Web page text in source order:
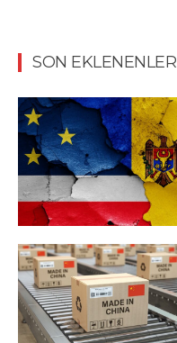
SON EKLENENLER